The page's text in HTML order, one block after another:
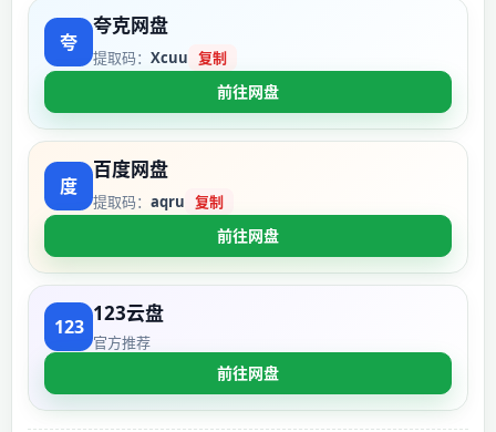
夸克网盘
提取码： Xcuu 复制
前往网盘
百度网盘
提取码： aqru 复制
前往网盘
123云盘
官方推荐
前往网盘